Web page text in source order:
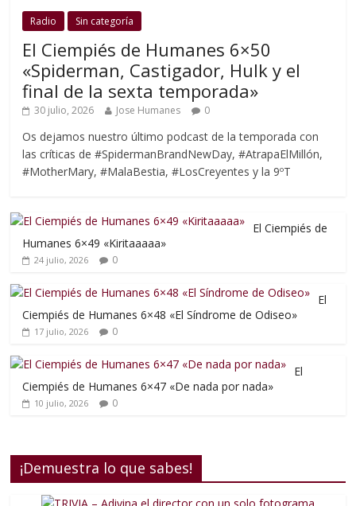
Radio Sin categoría
El Ciempiés de Humanes 6×50
«Spiderman, Castigador, Hulk y el
final de la sexta temporada»
30 julio, 2026 Jose Humanes 0
Os dejamos nuestro último podcast de la temporada con
las críticas de #SpidermanBrandNewDay, #AtrapaElMillón,
#MotherMary, #MalaBestia, #LosCreyentes y la 9ºT
El Ciempiés de
Humanes 6×49 «Kiritaaaaa»
24 julio, 2026 0
El
Ciempiés de Humanes 6×48 «El Síndrome de Odiseo»
17 julio, 2026 0
El
Ciempiés de Humanes 6×47 «De nada por nada»
10 julio, 2026 0
¡Demuestra lo que sabes!